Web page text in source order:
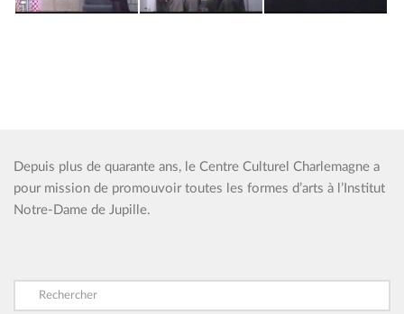
Depuis plus de quarante ans, le Centre Culturel Charlemagne a
pour mission de promouvoir toutes les formes d’arts à l’Institut
Notre-Dame de Jupille.